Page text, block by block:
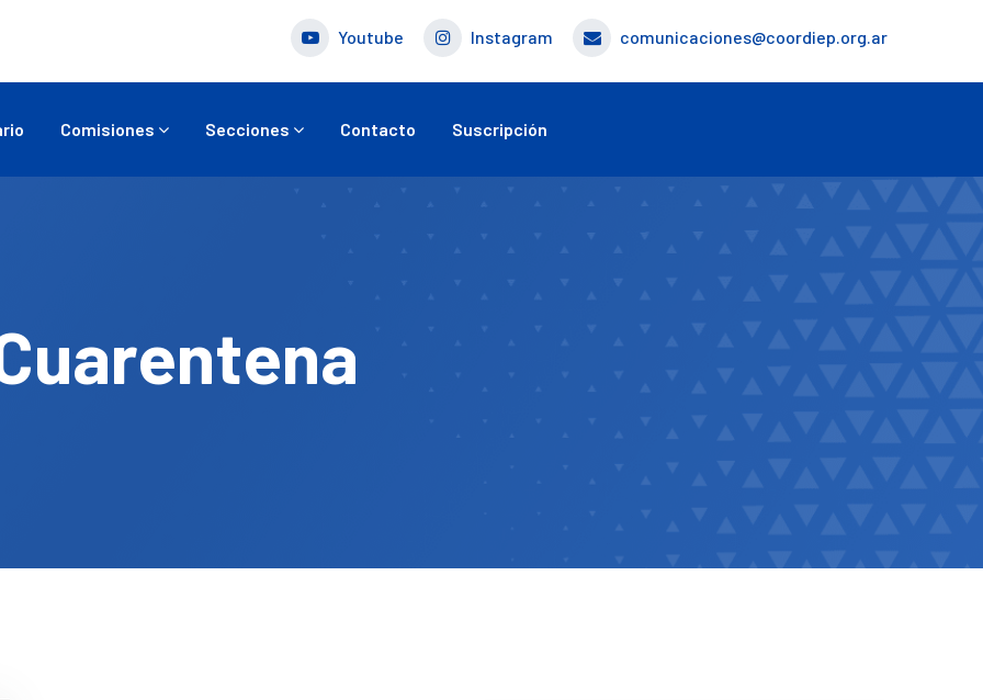
Youtube Instagram comunicaciones@coordiep.org.ar
Comisiones Secciones Contacto Suscripción